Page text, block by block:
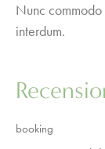
Nunc
interdum.
booking